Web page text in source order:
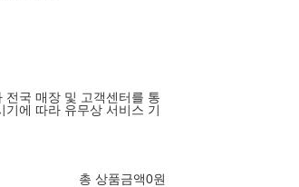
전국 매장 및 고객센터를 통
에 따라 유무상 서비스 기
총 상품금액0원